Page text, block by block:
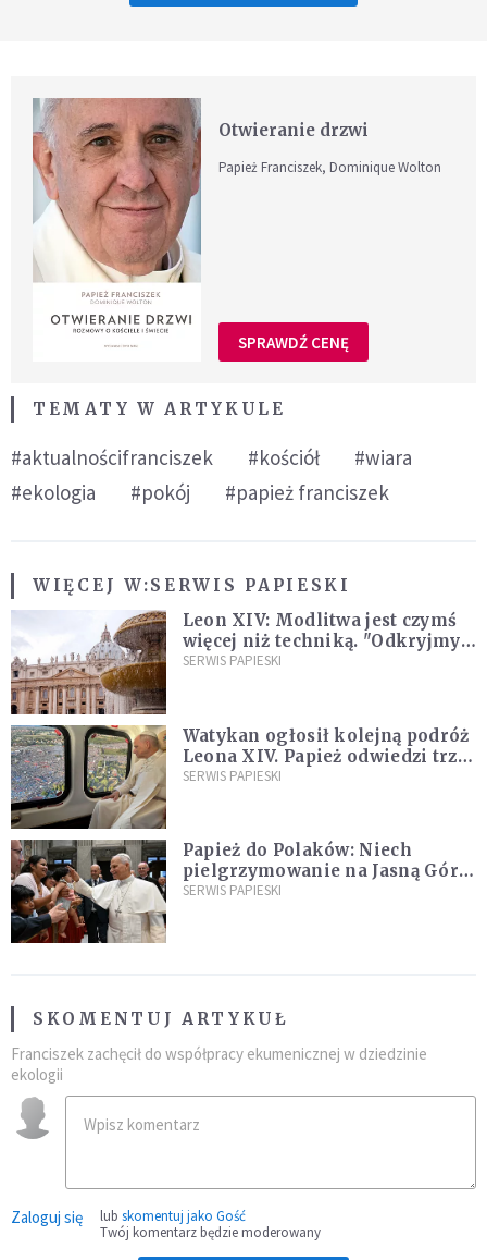
Otwieranie drzwi
Papież Franciszek, Dominique Wolton
SPRAWDŹ CENĘ
TEMATY W ARTYKULE
#aktualnościfranciszek #kościół
#wiara
#ekologia
#pokój #papież franciszek
WIĘCEJ W:SERWIS PAPIESKI
Leon XIV: Modlitwa jest czymś
więcej niż techniką. "Odkryjmy
ją na nowo"
SERWIS PAPIESKI
Watykan ogłosił kolejną podróż
Leona XIV. Papież odwiedzi trzy
kraje Ameryki Południowej
SERWIS PAPIESKI
Papież do Polaków: Niech
pielgrzymowanie na Jasną Górę
umocni wiarę i nadzieję
SERWIS PAPIESKI
SKOMENTUJ ARTYKUŁ
Franciszek zachęcił do współpracy ekumenicznej w dziedzinie
ekologii
Zaloguj się lub skomentuj jako Gość
Twój komentarz będzie moderowany